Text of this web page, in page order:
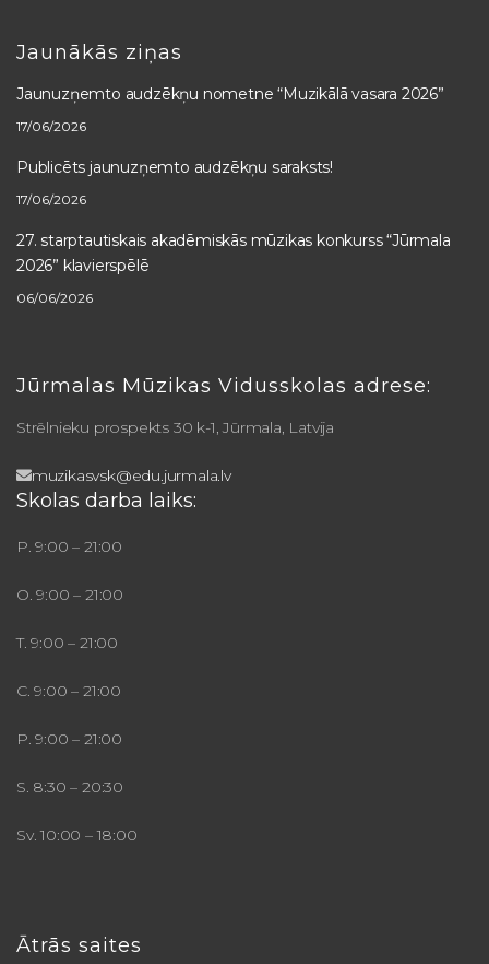
Jaunākās ziņas
Jaunuzņemto audzēkņu nometne “Muzikālā vasara 2026”
17/06/2026
Publicēts jaunuzņemto audzēkņu saraksts!
17/06/2026
27. starptautiskais akadēmiskās mūzikas konkurss “Jūrmala
2026” klavierspēlē
06/06/2026
Jūrmalas Mūzikas Vidusskolas adrese:
Strēlnieku prospekts 30 k-1, Jūrmala, Latvija
muzikasvsk@edu.jurmala.lv
Skolas darba laiks:
P. 9:00 – 21:00
O. 9:00 – 21:00
T. 9:00 – 21:00
C. 9:00 – 21:00
P. 9:00 – 21:00
S. 8:30 – 20:30
Sv. 10:00 – 18:00
Ātrās saites